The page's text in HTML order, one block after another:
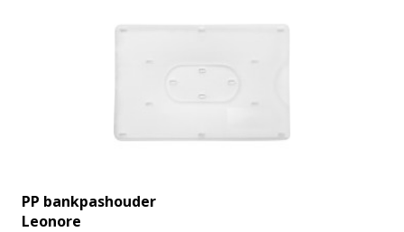
PP bankpashouder
Leonore